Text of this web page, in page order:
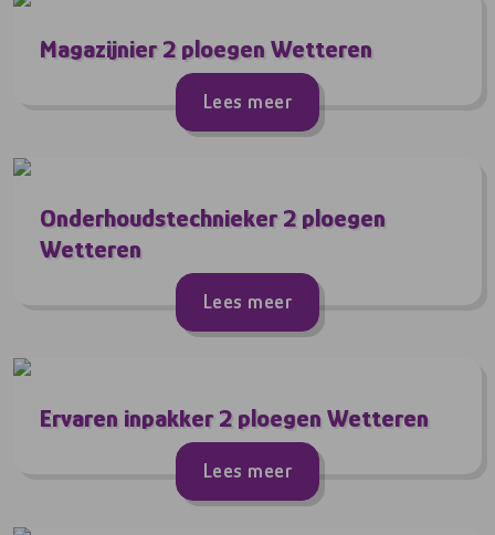
Magazijnier 2 ploegen Wetteren
Lees meer
Onderhoudstechnieker 2 ploegen
Wetteren
Lees meer
Ervaren inpakker 2 ploegen Wetteren
Lees meer